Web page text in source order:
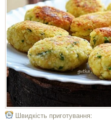
Швидкість приготування: